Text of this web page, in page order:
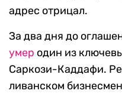
адрес отрицал.
За два дня до
умер один из
Саркози-Каддафи.
ливанском